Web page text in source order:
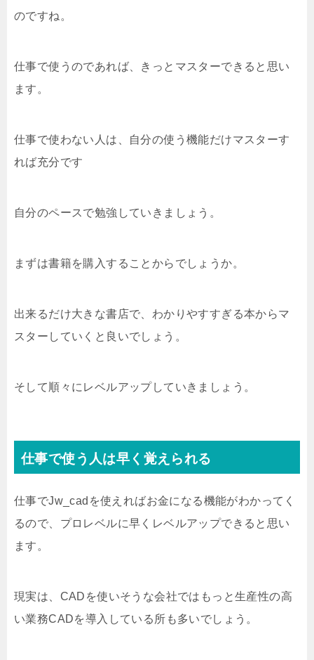
のですね。
仕事で使うのであれば、きっとマスターできると思い
ます。
仕事で使わない人は、自分の使う機能だけマスターす
れば充分です
自分のペースで勉強していきましょう。
まずは書籍を購入することからでしょうか。
出来るだけ大きな書店で、わかりやすすぎる本からマ
スターしていくと良いでしょう。
そして順々にレベルアップしていきましょう。
仕事で使う人は早く覚えられる
仕事でJw_cadを使えればお金になる機能がわかってく
るので、プロレベルに早くレベルアップできると思い
ます。
現実は、CADを使いそうな会社ではもっと生産性の高
い業務CADを導入している所も多いでしょう。